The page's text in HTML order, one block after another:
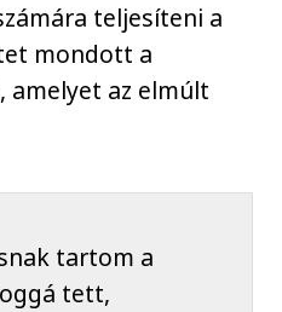
teljesíteni a
mondott a
az elmúlt
tartom a
tett,